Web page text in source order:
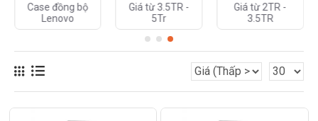
Case đồng bộ
Lenovo
Giá từ 3.5TR -
5Tr
Giá từ 2TR -
3.5TR